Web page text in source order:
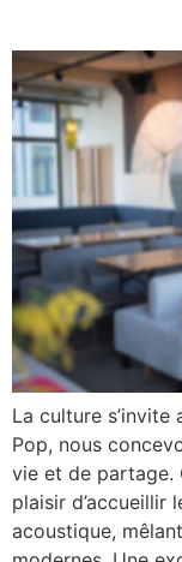
La culture
Pop, nous
vie et de partage.
plaisir d’accueillir
acoustique,